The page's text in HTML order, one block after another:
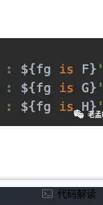
代码解读